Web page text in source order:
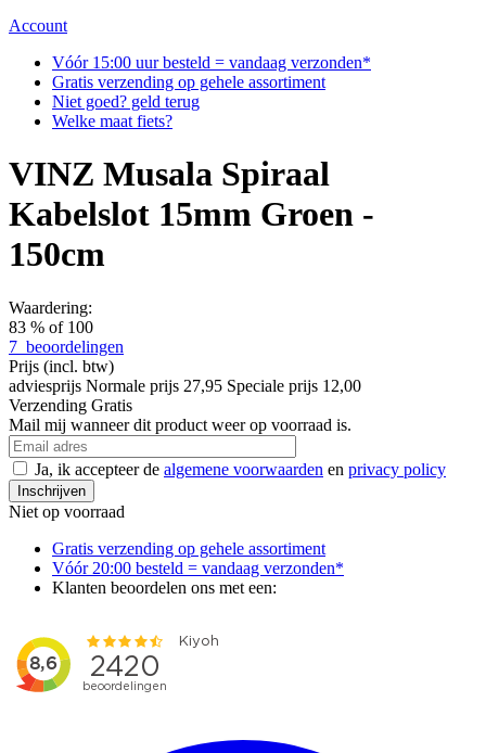
Account
Vóór 15:00 uur besteld = vandaag verzonden*
Gratis verzending op gehele assortiment
Niet goed? geld terug
Welke maat fiets?
VINZ Musala Spiraal
Kabelslot 15mm Groen -
150cm
Waardering:
83 % of 100
7 beoordelingen
Prijs (incl. btw)
adviesprijs Normale prijs 27,95 Speciale prijs 12,00
Verzending Gratis
Mail mij wanneer dit product weer op voorraad is.
Ja, ik accepteer de algemene voorwaarden en privacy policy
Inschrijven
Niet op voorraad
Gratis verzending op gehele assortiment
Vóór 20:00 besteld = vandaag verzonden*
Klanten beoordelen ons met een: